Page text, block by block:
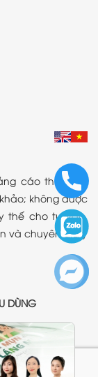
cáo thuộc sở
không được
thế cho tư vấn,
và chuyên gia y
DÙNG